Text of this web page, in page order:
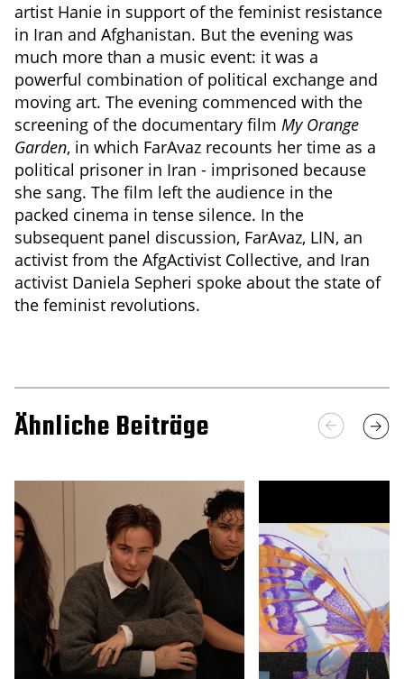
artist Hanie in support of the feminist resistance
in Iran and Afghanistan. But the evening was
much more than a music event: it was a
powerful combination of political exchange and
moving art. The evening commenced with the
screening of the documentary film My Orange
Garden, in which FarAvaz recounts her time as a
political prisoner in Iran - imprisoned because
she sang. The film left the audience in the
packed cinema in tense silence. In the
subsequent panel discussion, FarAvaz, LIN, an
activist from the AfgActivist Collective, and Iran
activist Daniela Sepheri spoke about the state of
the feminist revolutions.
Ähnliche Beiträge